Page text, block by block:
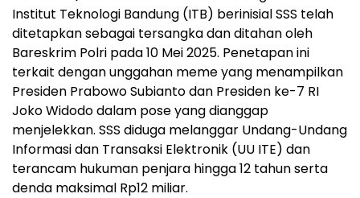
Institut Teknologi Bandung (ITB) berinisial SSS telah
ditetapkan sebagai tersangka dan ditahan oleh
Bareskrim Polri pada 10 Mei 2025. Penetapan ini
terkait dengan unggahan meme yang menampilkan
Presiden Prabowo Subianto dan Presiden ke-7 RI
Joko Widodo dalam pose yang dianggap
menjelekkan. SSS diduga melanggar Undang-Undang
Informasi dan Transaksi Elektronik (UU ITE) dan
terancam hukuman penjara hingga 12 tahun serta
denda maksimal Rp12 miliar.